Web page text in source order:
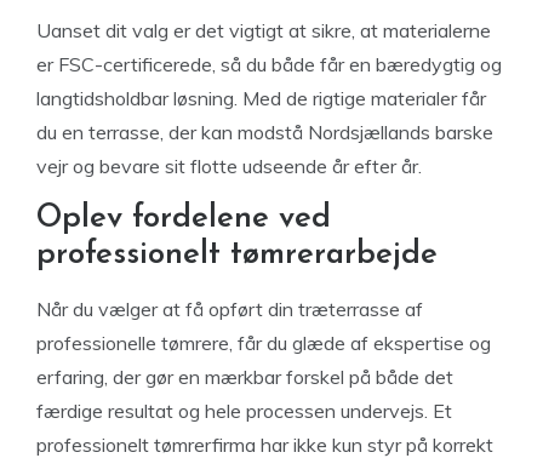
Uanset dit valg er det vigtigt at sikre, at materialerne
er FSC-certificerede, så du både får en bæredygtig og
langtidsholdbar løsning. Med de rigtige materialer får
du en terrasse, der kan modstå Nordsjællands barske
vejr og bevare sit flotte udseende år efter år.
Oplev fordelene ved
professionelt tømrerarbejde
Når du vælger at få opført din træterrasse af
professionelle tømrere, får du glæde af ekspertise og
erfaring, der gør en mærkbar forskel på både det
færdige resultat og hele processen undervejs. Et
professionelt tømrerfirma har ikke kun styr på korrekt